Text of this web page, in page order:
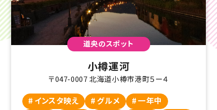
道央のスポット
小樽運河
〒047-0007 北海道小樽市港町５ー４
インスタ映え グルメ
一年中